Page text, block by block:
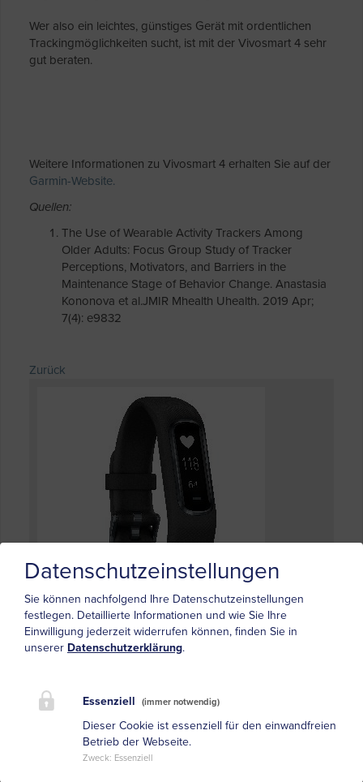
Wer also ein leichtes, günstiges Gerät mit ordentlichen
Trackingmöglichkeiten sucht, ist mit der Vivosmart 4 sehr
gut beraten.
Weitere Informationen zu Vivosmart 4 erhalten Sie auf der
Garmin-Website.
Quellen:
The Use of Wearable Activity Trackers Among
Older Adults: Focus Group Study of Tracker
Perceptions, Motivators, and Barriers in the
Maintenance Stage of Behavior Change. Anastasia
Kononova et al.JMIR Mhealth Uhealth. 2019 Apr;
7(4): e9832
Zurück
Roche erhält CE-Kennzeichnung für neuen
Bluttest zum Nachweis der…
EEG- und EMG-Systeme im Leasing: Bis zu 5 Jahre
Garantie für…
C-Brace Interim - ottobock
Datenschutzeinstellungen
Sie können nachfolgend Ihre Datenschutzeinstellungen
festlegen. Detaillierte Informationen und wie Sie Ihre
Einwilligung jederzeit widerrufen können, finden Sie in
unserer Datenschutzerklärung.
Essenziell (immer notwendig)
Dieser Cookie ist essenziell für den einwandfreien
Betrieb der Webseite.
Zweck: Essenziell